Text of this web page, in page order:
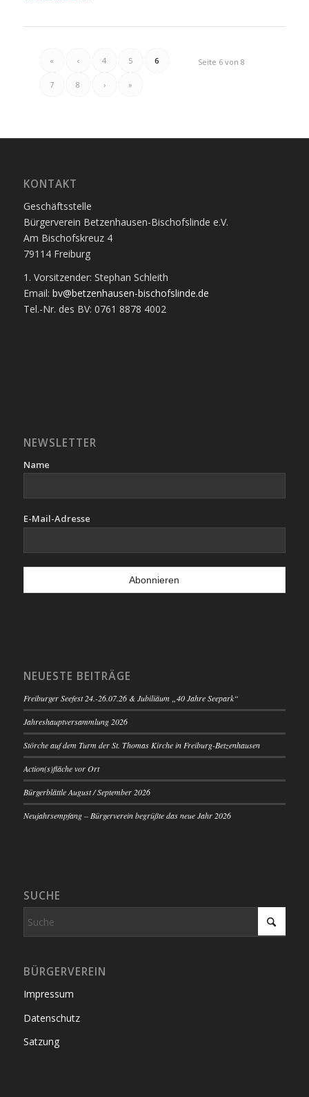
Seite 6 von 8
« ‹ 4 5 6
7 8 › »
KONTAKT
Geschäftsstelle
Bürgerverein Betzenhausen-Bischofslinde e.V.
Am Bischofskreuz 4
79114 Freiburg
1. Vorsitzender: Stephan Schleith
Email: bv@betzenhausen-bischofslinde.de
Tel.-Nr. des BV: 0761 8878 4002
NEWSLETTER
Name
E-Mail-Adresse
NEUESTE BEITRÄGE
Freiburger Seefest 24.-26.07.26 & Jubiliäum „40 Jahre Seepark“
Jahreshauptversammlung 2026
Störche auf dem Turm der St. Thomas Kirche in Freiburg-Betzenhausen
Action(s)fläche vor Ort
Bürgerblättle August / September 2026
Neujahrsempfang – Bürgerverein begrüßte das neue Jahr 2026
SUCHE
BÜRGERVEREIN
Impressum
Datenschutz
Satzung